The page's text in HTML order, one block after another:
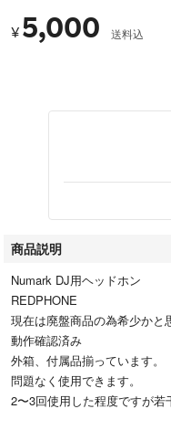
¥ 5,000 送料込
商品説明
Numark DJ用ヘッドホン
REDPHONE
現在は廃盤商品の為希少かと
動作確認済み
外箱、付属品揃っています。
問題なく使用できます。
2〜3回使用した程度ですが若